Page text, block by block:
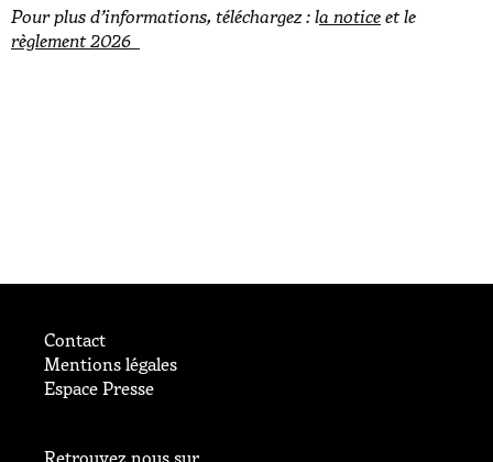
Pour plus d’informations, téléchargez : la noticeet le
règlement 2026
Contact
Mentions légales
Espace Presse
Retrouvez nous surles